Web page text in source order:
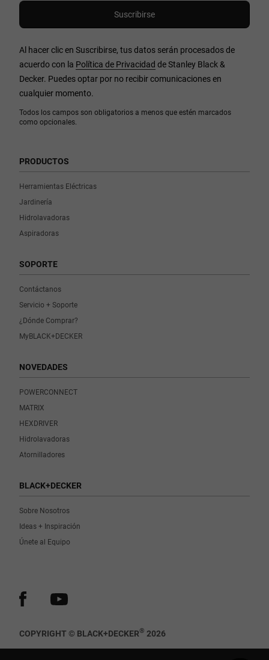
Todos los campos son obligatorios a menos que estén marcados
como opcionales.
Al hacer clic en Suscribirse, tus datos serán procesados de
acuerdo con la Política de Privacidad de Stanley Black &
Decker. Puedes optar por no recibir comunicaciones en
cualquier momento.
PRODUCTOS
Herramientas Eléctricas
Jardinería
Hidrolavadoras
Aspiradoras
SOPORTE
Contáctanos
Servicio + Soporte
¿Dónde Comprar?
MyBLACK+DECKER
NOVEDADES
POWERCONNECT
MATRIX
HEXDRIVER
Hidrolavadoras
Atornilladores
BLACK+DECKER
Sobre Nosotros
Ideas + Inspiración
Únete al Equipo
COPYRIGHT © BLACK+DECKER® 2026